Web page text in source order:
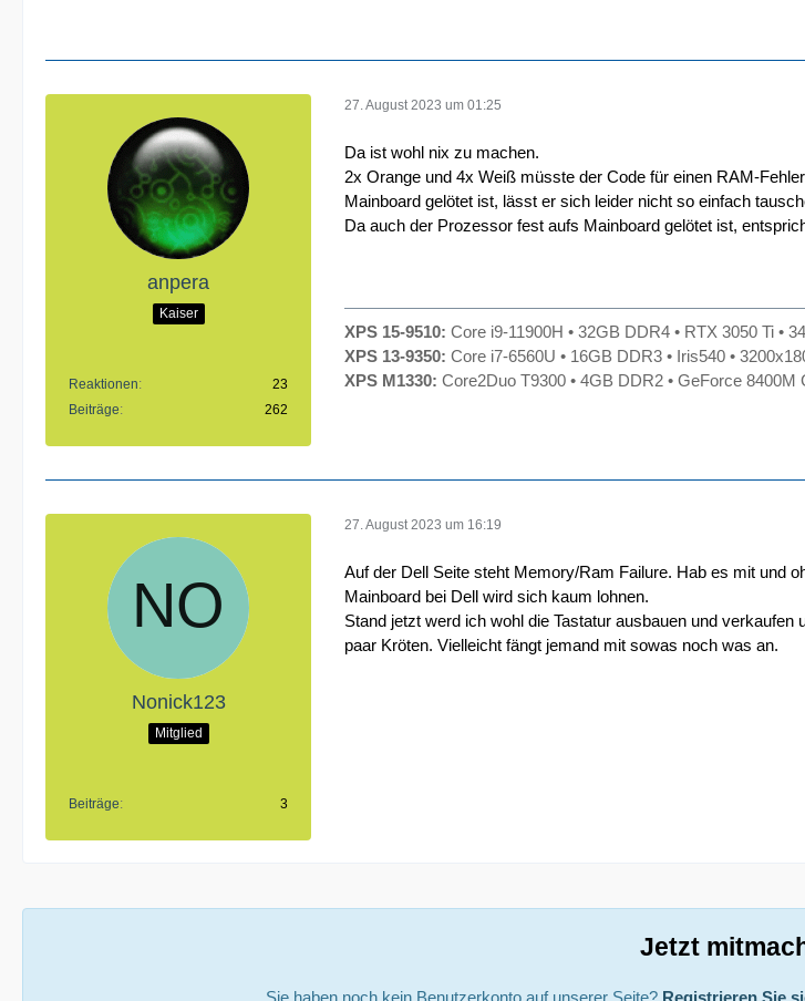
anpera
Kaiser
Reaktionen
23
Beiträge
262
27. August 2023 um 01:25
Da ist wohl nix zu machen.
2x Orange und 4x Weiß müsste der Code für einen RAM-
Mainboard gelötet ist, lässt er sich leider nicht so einfach
Da auch der Prozessor fest aufs Mainboard gelötet ist,
XPS 15-9510: Core i9-11900H • 32GB DDR4 • RTX 3050 Ti •
XPS 13-9350: Core i7-6560U • 16GB DDR3 • Iris540 •
XPS M1330: Core2Duo T9300 • 4GB DDR2 • GeForce 8400M
Nonick123
Mitglied
Beiträge 3
27. August 2023 um 16:19
Auf der Dell Seite steht Memory/Ram Failure. Hab es mit und
Mainboard bei Dell wird sich kaum lohnen.
Stand jetzt werd ich wohl die Tastatur ausbauen und
paar Kröten. Vielleicht fängt jemand mit sowas noch was an.
Jetzt
Sie haben noch kein Benutzerkonto auf unserer Seite? Registrieren Sie